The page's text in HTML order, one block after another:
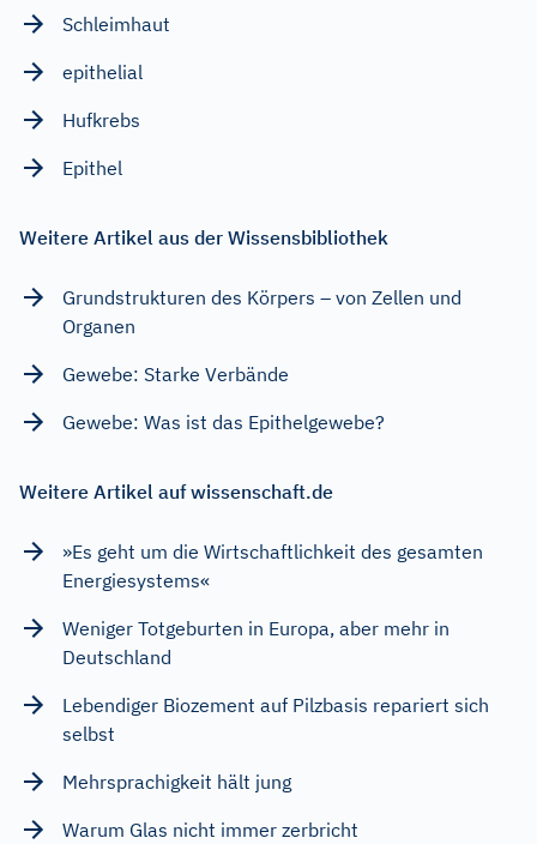
Schleimhaut
epithelial
Hufkrebs
Epithel
Weitere Artikel aus der Wissensbibliothek
Grundstrukturen des Körpers – von Zellen und
Organen
Gewebe: Starke Verbände
Gewebe: Was ist das Epithelgewebe?
Weitere Artikel auf wissenschaft.de
»Es geht um die Wirtschaftlichkeit des gesamten
Energiesystems«
Weniger Totgeburten in Europa, aber mehr in
Deutschland
Lebendiger Biozement auf Pilzbasis repariert sich
selbst
Mehrsprachigkeit hält jung
Warum Glas nicht immer zerbricht